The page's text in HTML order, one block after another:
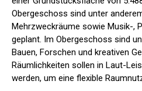
Obergeschoss sind unter
Mehrzweckräume sowie Musik-,
geplant. Im Obergeschoss sind
Bauen, Forschen und kreativen
Räumlichkeiten sollen in Laut-
werden, um eine flexible